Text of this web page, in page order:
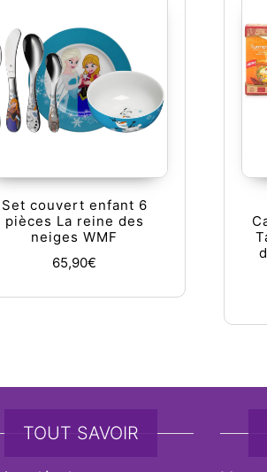
Set couvert enfant 6
pièces La reine des
neiges WMF
65,90€
TOUT SAVOIR